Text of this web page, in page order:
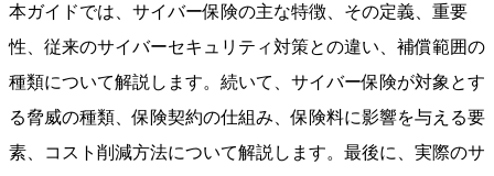
本ガイドでは、サイバー保険の主な特徴、その定義、重要
性、従来のサイバーセキュリティ対策との違い、補償範囲の
種類について解説します。続いて、サイバー保険が対象とす
る脅威の種類、保険契約の仕組み、保険料に影響を与える要
素、コスト削減方法について解説します。最後に、実際のサ